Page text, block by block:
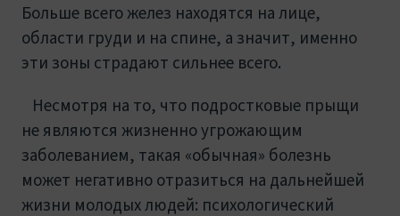
Больше всего желез находятся на лице,
области груди и на спине, а значит, именно
эти зоны страдают сильнее всего.
Несмотря на то, что подростковые прыщи
не являются жизненно угрожающим
заболеванием, такая «обычная» болезнь
может негативно отразиться на дальнейшей
жизни молодых людей: психологический